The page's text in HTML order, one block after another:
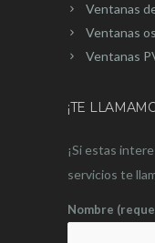
Ventanas
Ventanas
Ventanas
¡TE
¡Si estas
servicios te
Nombre